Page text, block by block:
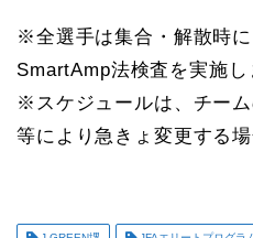
※全選手は集合・解散時
SmartAmp法検査を実施し
※スケジュールは、チー
等により急きょ変更する場